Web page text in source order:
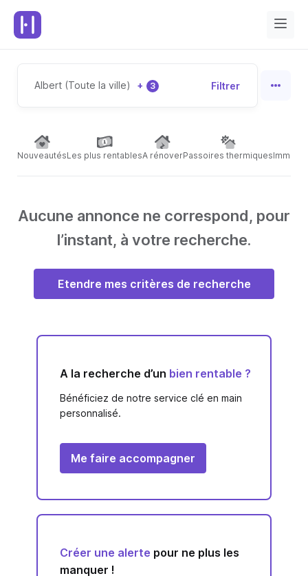
Albert (Toute la ville) + 3 Filtrer
NouveautésLes plus rentablesA rénoverPassoires thermiques
Aucune annonce ne correspond, pour
l’instant, à votre recherche.
Etendre mes critères de recherche
A la recherche d’un bien rentable ?
Bénéficiez de notre service clé en main
personnalisé.
Me faire accompagner
Créer une alerte pour ne plus les
manquer !